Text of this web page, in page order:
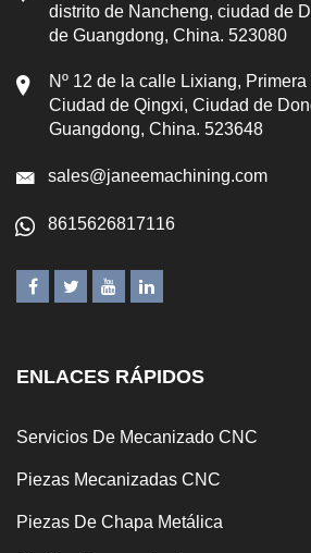
distrito de Nancheng, ciudad de
de Guangdong, China. 523080
Nº 12 de la calle Lixiang,
Ciudad de Qingxi, Ciudad de
Guangdong, China. 523648
sales@janeemachining.com
8615626817116
ENLACES RÁPIDOS
Servicios De Mecanizado CNC
Piezas Mecanizadas CNC
Piezas De Chapa Metálica